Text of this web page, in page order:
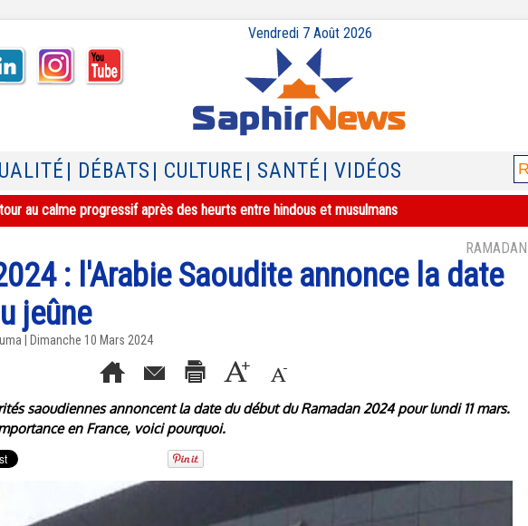
Vendredi 7 Août 2026
| DÉBATS | CULTURE | SANTÉ | VIDÉOS
au calme progressif après des heurts entre hindous et musulmans
RAMADAN
: l'Arabie Saoudite annonce la date
jeûne
| Dimanche 10 Mars 2024
saoudiennes annoncent la date du début du Ramadan 2024 pour lundi 11 mars.
en France, voici pourquoi.